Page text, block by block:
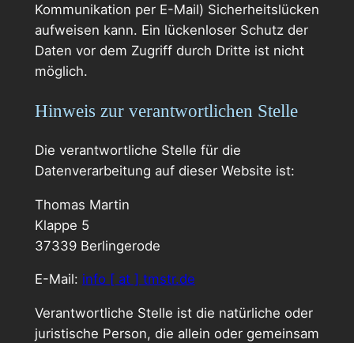
Kommunikation per E-Mail) Sicherheitslücken
aufweisen kann. Ein lückenloser Schutz der
Daten vor dem Zugriff durch Dritte ist nicht
möglich.
Hinweis zur verantwortlichen Stelle
Die verantwortliche Stelle für die
Datenverarbeitung auf dieser Website ist:
Thomas Martin
Klappe 5
37339 Berlingerode
E-Mail: info [ at ] tmstr.de
Verantwortliche Stelle ist die natürliche oder
juristische Person, die allein oder gemeinsam